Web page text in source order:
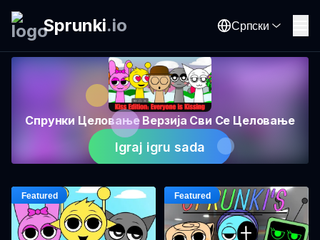
Sprunki.io Српски
Спрунки Целовање Верзија Сви Се Целовање
Igraj igru sada